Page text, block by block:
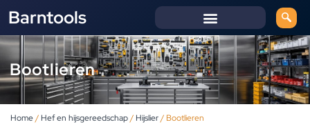
Barntools
Bootlieren
Home/ Hef en hijsgereedschap/ Hijslier/ Bootlieren